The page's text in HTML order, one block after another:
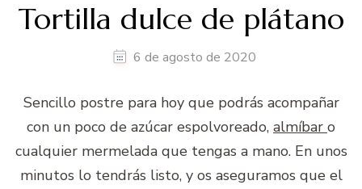
Tortilla dulce de plátano
6 de agosto de 2020
Sencillo postre para hoy que podrás acompañar
con un poco de azúcar espolvoreado, almíbar o
cualquier mermelada que tengas a mano. En unos
minutos lo tendrás listo, y os aseguramos que el